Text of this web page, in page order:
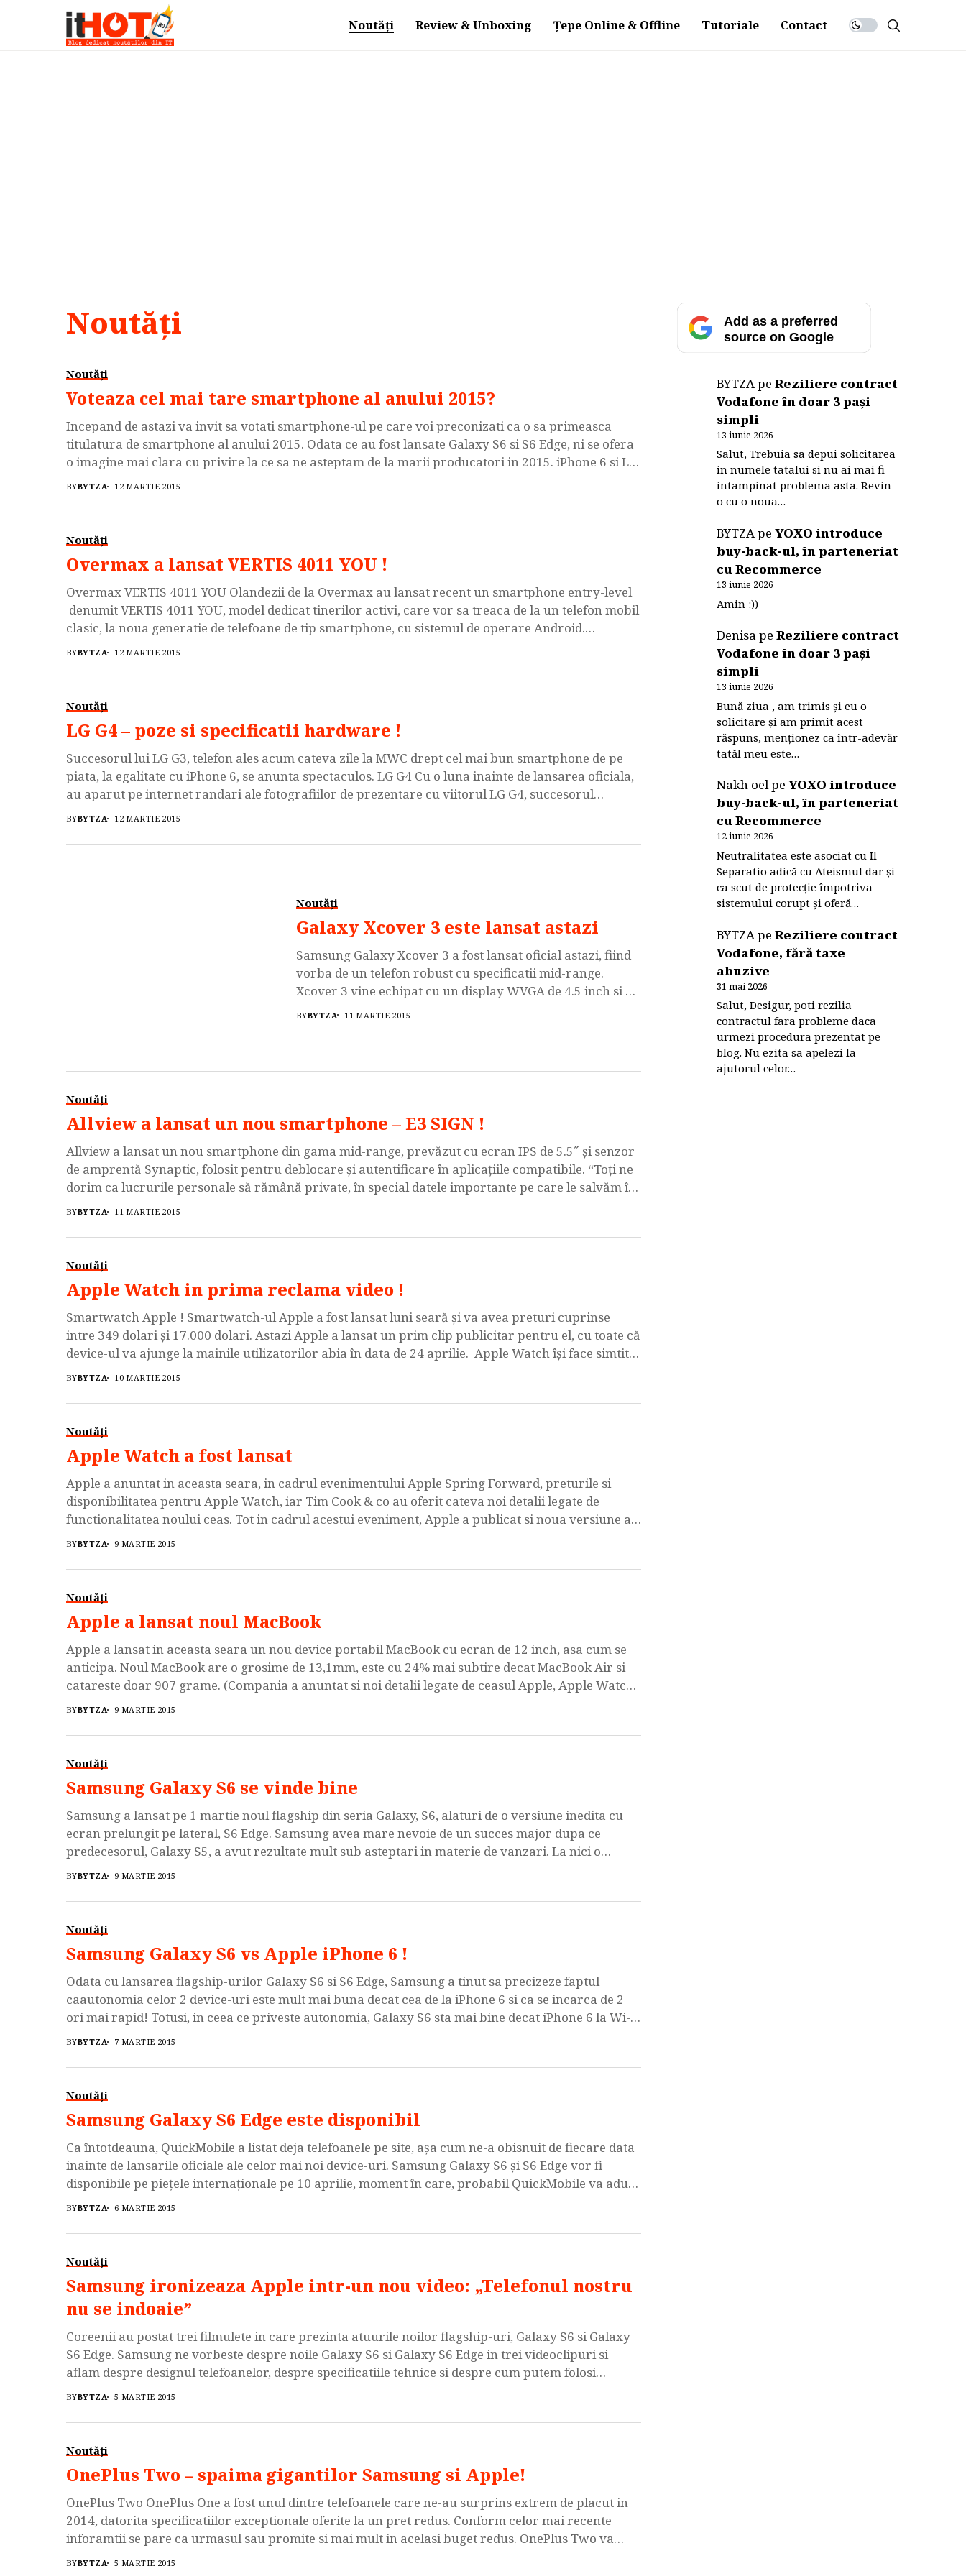
Noutăți Review & Unboxing Țepe Online & Offline Tutoriale Contact
Noutăți
Noutăți
Voteaza cel mai tare smartphone al anului 2015?
Incepand de astazi va invit sa votati smartphone-ul pe care voi preconizati ca o sa primeasca
titulatura de smartphone al anului 2015. Odata ce au fost lansate Galaxy S6 si S6 Edge, ni se ofera
o imagine mai clara cu privire la ce sa ne asteptam de la marii producatori in 2015. iPhone 6 si LG
G3 […]
BYBYTZA 12 MARTIE 2015
Noutăți
Overmax a lansat VERTIS 4011 YOU !
Overmax VERTIS 4011 YOU Olandezii de la Overmax au lansat recent un smartphone entry-level
denumit VERTIS 4011 YOU, model dedicat tinerilor activi, care vor sa treaca de la un telefon mobil
clasic, la noua generatie de telefoane de tip smartphone, cu sistemul de operare Android.
Overmax VERTIS 4011 YOU dispune de un ecran IPS de 4 inci in […]
BYBYTZA 12 MARTIE 2015
Noutăți
LG G4 – poze si specificatii hardware !
Succesorul lui LG G3, telefon ales acum cateva zile la MWC drept cel mai bun smartphone de pe
piata, la egalitate cu iPhone 6, se anunta spectaculos. LG G4 Cu o luna inainte de lansarea oficiala,
au aparut pe internet randari ale fotografiilor de prezentare cu viitorul LG G4, succesorul
popularului LG G3. Imaginile arata […]
BYBYTZA 12 MARTIE 2015
Noutăți
Galaxy Xcover 3 este lansat astazi
Samsung Galaxy Xcover 3 a fost lansat oficial astazi, fiind
vorba de un telefon robust cu specificatii mid-range.
Xcover 3 vine echipat cu un display WVGA de 4.5 inch si cu
BYBYTZA 11 MARTIE 2015
Noutăți
Allview a lansat un nou smartphone – E3 SIGN !
Allview a lansat un nou smartphone din gama mid-range, prevăzut cu ecran IPS de 5.5˝ şi senzor
de amprentă Synaptic, folosit pentru deblocare şi autentificare în aplicaţiile compatibile. “Toţi ne
dorim ca lucrurile personale să rămână private, în special datele importante pe care le salvăm în
telefon. E3 Sign oferă un grad sporit de securizare al […]
BYBYTZA 11 MARTIE 2015
Noutăți
Apple Watch in prima reclama video !
Smartwatch Apple ! Smartwatch-ul Apple a fost lansat luni seară și va avea preturi cuprinse
intre 349 dolari şi 17.000 dolari. Astazi Apple a lansat un prim clip publicitar pentru el, cu toate că
device-ul va ajunge la mainile utilizatorilor abia în data de 24 aprilie. Apple Watch îşi face simtita
prezenta pe piaţă cu o reclamă uşor de […]
BYBYTZA 10 MARTIE 2015
Noutăți
Apple Watch a fost lansat
Apple a anuntat in aceasta seara, in cadrul evenimentului Apple Spring Forward, preturile si
disponibilitatea pentru Apple Watch, iar Tim Cook & co au oferit cateva noi detalii legate de
functionalitatea noului ceas. Tot in cadrul acestui eveniment, Apple a publicat si noua versiune a
SO-ului sau mobil, iOS 8.2. In primul rand, trebuie spus […]
BYBYTZA 9 MARTIE 2015
Noutăți
Apple a lansat noul MacBook
Apple a lansat in aceasta seara un nou device portabil MacBook cu ecran de 12 inch, asa cum se
anticipa. Noul MacBook are o grosime de 13,1mm, este cu 24% mai subtire decat MacBook Air si
catareste doar 907 grame. (Compania a anuntat si noi detalii legate de ceasul Apple, Apple Watch
si preturile la […]
BYBYTZA 9 MARTIE 2015
Noutăți
Samsung Galaxy S6 se vinde bine
Samsung a lansat pe 1 martie noul flagship din seria Galaxy, S6, alaturi de o versiune inedita cu
ecran prelungit pe lateral, S6 Edge. Samsung avea mare nevoie de un succes major dupa ce
predecesorul, Galaxy S5, a avut rezultate mult sub asteptari in materie de vanzari. La nici o
saptamana de la lansare, Samsung se […]
BYBYTZA 9 MARTIE 2015
Noutăți
Samsung Galaxy S6 vs Apple iPhone 6 !
Odata cu lansarea flagship-urilor Galaxy S6 si S6 Edge, Samsung a tinut sa precizeze faptul
caautonomia celor 2 device-uri este mult mai buna decat cea de la iPhone 6 si ca se incarca de 2
ori mai rapid! Totusi, in ceea ce priveste autonomia, Galaxy S6 sta mai bine decat iPhone 6 la Wi-Fi
si LTE browsing […]
BYBYTZA 7 MARTIE 2015
Noutăți
Samsung Galaxy S6 Edge este disponibil
Ca întotdeauna, QuickMobile a listat deja telefoanele pe site, aşa cum ne-a obisnuit de fiecare data
inainte de lansarile oficiale ale celor mai noi device-uri. Samsung Galaxy S6 şi S6 Edge vor fi
disponibile pe pieţele internaţionale pe 10 aprilie, moment în care, probabil QuickMobile va aduce
câteva de la furnizorii săi de pe diferite pieţe. […]
BYBYTZA 6 MARTIE 2015
Noutăți
Samsung ironizeaza Apple intr-un nou video: „Telefonul nostru
nu se indoaie”
Coreenii au postat trei filmulete in care prezinta atuurile noilor flagship-uri, Galaxy S6 si Galaxy
S6 Edge. Samsung ne vorbeste despre noile Galaxy S6 si Galaxy S6 Edge in trei videoclipuri si
aflam despre designul telefoanelor, despre specificatiile tehnice si despre cum putem folosi
camera pentru rezultate optime. Una dintre functii se numeste People edge. Cele […]
BYBYTZA 5 MARTIE 2015
Noutăți
OnePlus Two – spaima gigantilor Samsung si Apple!
OnePlus Two OnePlus One a fost unul dintre telefoanele care ne-au surprins extrem de placut in
2014, datorita specificatiilor exceptionale oferite la un pret redus. Conform celor mai recente
inforamtii se pare ca urmasul sau promite si mai mult in acelasi buget redus. OnePlus Two va
aparea in scurt timp si va avea, cel mai probabil, sasiu de […]
BYBYTZA 5 MARTIE 2015
Add as a preferred
source on Google
BYTZApeReziliere contract
Vodafone în doar 3 pași
simpli
13 iunie 2026
Salut, Trebuia sa depui solicitarea
in numele tatalui si nu ai mai fi
intampinat problema asta. Revin-
o cu o noua…
BYTZApeYOXO introduce
buy-back-ul, în parteneriat
cu Recommerce
13 iunie 2026
Amin :))
DenisapeReziliere contract
Vodafone în doar 3 pași
simpli
13 iunie 2026
Bună ziua , am trimis și eu o
solicitare și am primit acest
răspuns, menționez ca într-adevăr
tatăl meu este…
Nakh oelpeYOXO introduce
buy-back-ul, în parteneriat
cu Recommerce
12 iunie 2026
Neutralitatea este asociat cu Il
Separatio adică cu Ateismul dar și
ca scut de protecție împotriva
sistemului corupt și oferă…
BYTZApeReziliere contract
Vodafone, fără taxe
abuzive
31 mai 2026
Salut, Desigur, poti rezilia
contractul fara probleme daca
urmezi procedura prezentat pe
blog. Nu ezita sa apelezi la
ajutorul celor…